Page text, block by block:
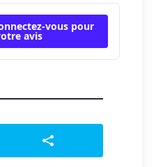
vous pour
avis